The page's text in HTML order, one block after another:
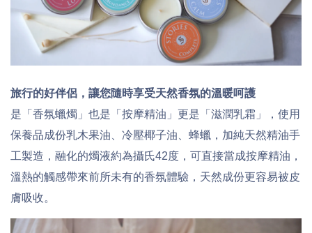
旅行的好伴侶，讓您隨時享受天然香氛的溫暖呵護
是「香氛蠟燭」也是「按摩精油」更是「滋潤乳霜」，使用
保養品成份乳木果油、冷壓椰子油、蜂蠟，加純天然精油手
工製造，融化的燭液約為攝氏42度，可直接當成按摩精油，
溫熱的觸感帶來前所未有的香氛體驗，天然成份更容易被皮
膚吸收。